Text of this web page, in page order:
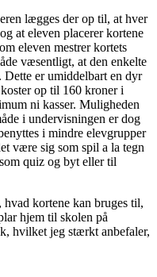
lægges der op til, at hver
at eleven placerer kortene
eleven mestrer kortets
væsentligt, at den enkelte
Dette er umiddelbart en dyr
op til 160 kroner i
ni kasser. Muligheden
i undervisningen er dog
i mindre elevgrupper
være sig som spil a la tegn
quiz og byt eller til
kortene kan bruges til,
hjem til skolen på
hvilket jeg stærkt anbefaler,